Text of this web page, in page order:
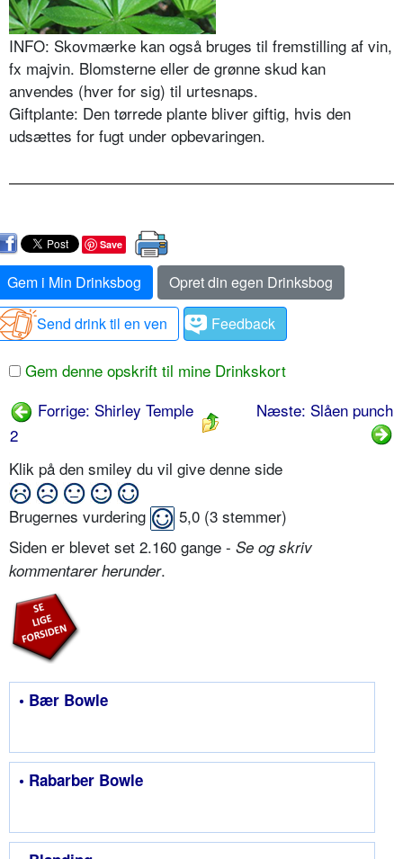
INFO: Skovmærke kan også bruges til fremstilling af vin,
fx majvin. Blomsterne eller de grønne skud kan
anvendes (hver for sig) til urtesnaps.
Giftplante: Den tørrede plante bliver giftig, hvis den
udsættes for fugt under opbevaringen.
Save
Gem i Min Drinksbog
Opret din egen Drinksbog
Send drink til en ven
Feedback
Gem denne opskrift til mine Drinkskort
Forrige: Shirley Temple
2
Næste: Slåen punch
Klik på den smiley du vil give denne side
Brugernes vurdering 5,0 (3 stemmer)
Siden er blevet set 2.160 gange - Se og skriv
kommentarer herunder.
• Bær Bowle
• Rabarber Bowle